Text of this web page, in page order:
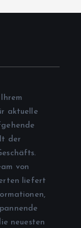
aktuelle
der
von
liefert
neuesten